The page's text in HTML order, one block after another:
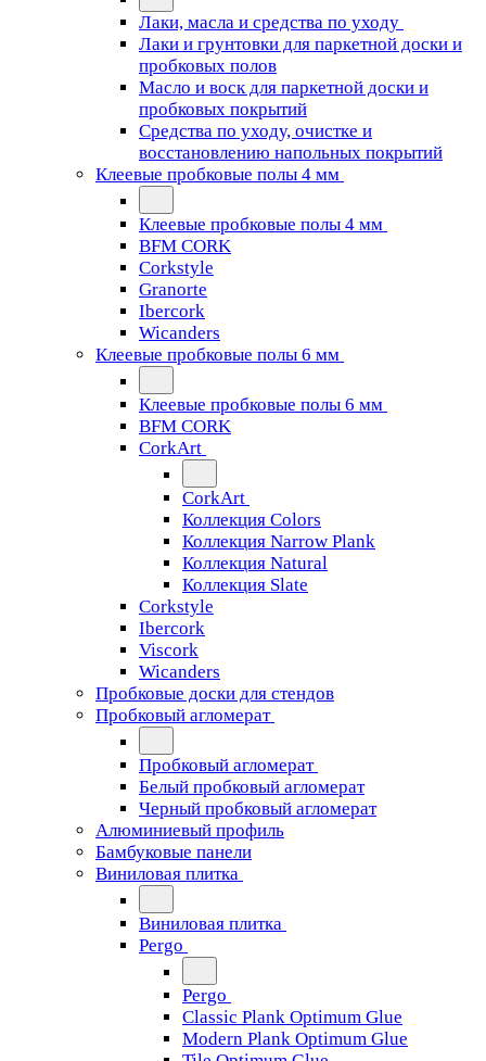
Лаки, масла и средства по уходу
Лаки и грунтовки для паркетной доски и
пробковых полов
Масло и воск для паркетной доски и
пробковых покрытий
Средства по уходу, очистке и
восстановлению напольных покрытий
Клеевые пробковые полы 4 мм
Клеевые пробковые полы 4 мм
BFM CORK
Corkstyle
Granorte
Ibercork
Wicanders
Клеевые пробковые полы 6 мм
Клеевые пробковые полы 6 мм
BFM CORK
CorkArt
CorkArt
Коллекция Colors
Коллекция Narrow Plank
Коллекция Natural
Коллекция Slate
Corkstyle
Ibercork
Viscork
Wicanders
Пробковые доски для стендов
Пробковый агломерат
Пробковый агломерат
Белый пробковый агломерат
Черный пробковый агломерат
Алюминиевый профиль
Бамбуковые панели
Виниловая плитка
Виниловая плитка
Pergo
Pergo
Classic Plank Optimum Glue
Modern Plank Optimum Glue